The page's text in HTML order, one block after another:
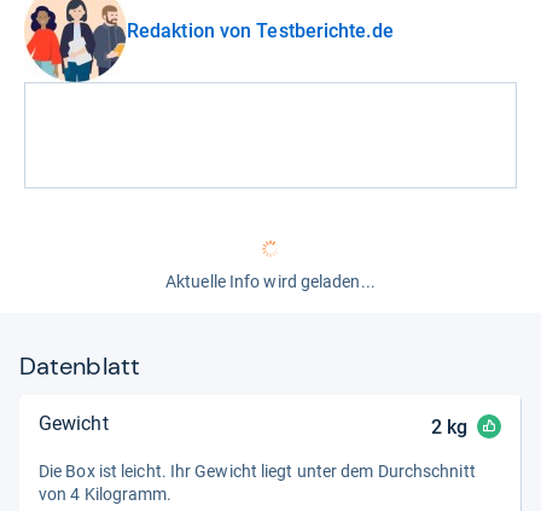
Redaktion von Testberichte.de
Aktuelle Info wird geladen...
Datenblatt
Gewicht 2kg
Die Box ist leicht. Ihr Gewicht liegt unter dem Durch­schnitt
von 4 Kilo­gramm.